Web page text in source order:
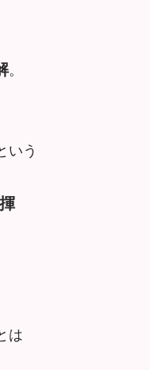
。
いう
は